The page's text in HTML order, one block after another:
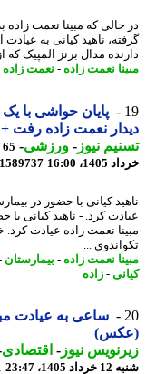
که مبینا نعمت زاده به
ناهید کیانی به عیادت
مدال برنز المپیک که از
نعمت زاده - نعمت زاده -
پایان حواشی با یک
نعمت زاده رفت +
نیوز-ورزشی-
16:00
81589737
کیانی با حضور در
کرد. - ناهید کیانی با حضور
نعمت زاده عیادت کرد.
...
نعمت زاده - بیمارستان-
-زاده
ساعی به عیادت
نیوز-اقتصادی-
23:47